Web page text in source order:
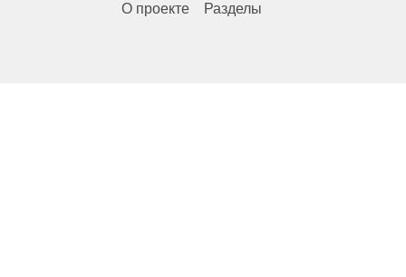
О проекте Разделы